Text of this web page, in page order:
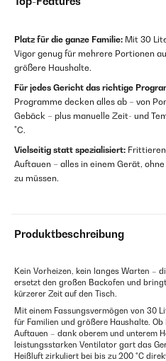
Platz für die ganze Familie: Mit 30
Vigor genug für mehrere Portionen
größere Haushalte.
Für jedes Gericht das richtige
Programme decken alles ab – von
Gebäck – plus manuelle Zeit- und
°C.
Vielseitig statt spezialisiert:
Auftauen – alles in einem Gerät,
zu müssen.
Produktbeschreibung
Kein Vorheizen, kein langes Warten –
ersetzt den großen Backofen und
kürzerer Zeit auf den Tisch.
Mit einem Fassungsvermögen von 30
für Familien und größere Haushalte.
Auftauen – dank oberem und unterem
leistungsstarken Ventilator gart das
Heißluft zirkuliert bei bis zu 200 °C